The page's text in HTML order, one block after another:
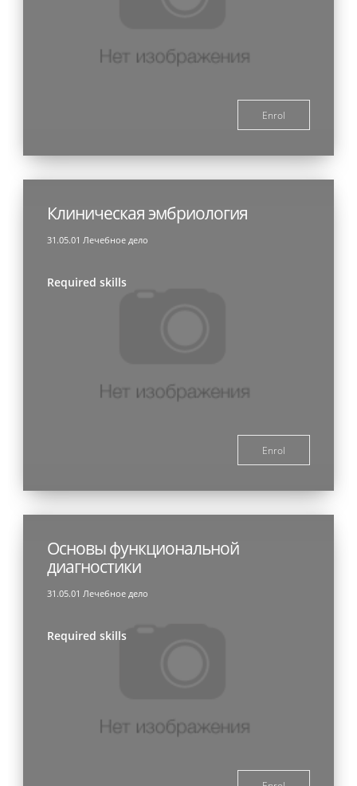
Enrol
Клиническая эмбриология
31.05.01 Лечебное дело
Required skills
Enrol
Основы функциональной
диагностики
31.05.01 Лечебное дело
Required skills